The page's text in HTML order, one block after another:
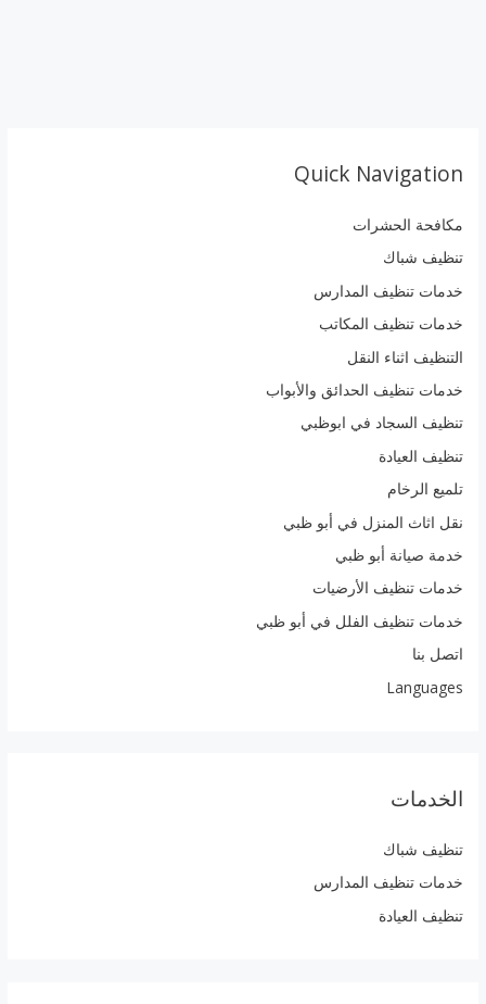
Quick Navigation
مكافحة الحشرات
تنظيف شباك
خدمات تنظيف المدارس
خدمات تنظيف المكاتب
التنظيف اثناء النقل
خدمات تنظيف الحدائق والأبواب
تنظيف السجاد في ابوظبي
تنظيف العيادة
تلميع الرخام
نقل اثاث المنزل في أبو ظبي
خدمة صيانة أبو ظبي
خدمات تنظيف الأرضيات
خدمات تنظيف الفلل في أبو ظبي
اتصل بنا
Languages
الخدمات
تنظيف شباك
خدمات تنظيف المدارس
تنظيف العيادة